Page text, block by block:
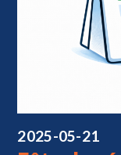
2025-05-21